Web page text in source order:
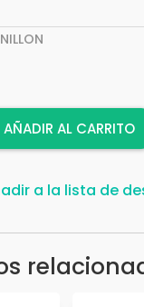
AÑADIR AL CARRITO
a la lista de